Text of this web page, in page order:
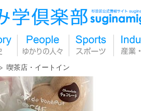
喫茶店・イートイン